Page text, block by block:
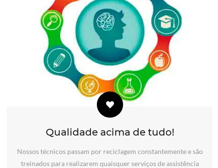
Qualidade acima de tudo!
Nossos técnicos passam por reciclagem constantemente e são
treinados para realizarem quaisquer serviços de assistência